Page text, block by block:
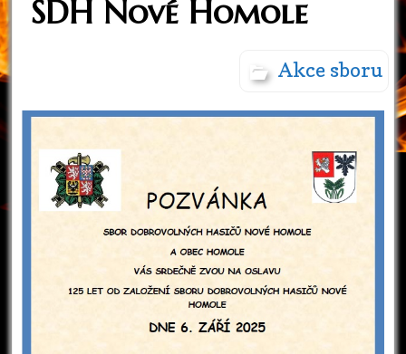
SDH Nové Homole
Akce sboru